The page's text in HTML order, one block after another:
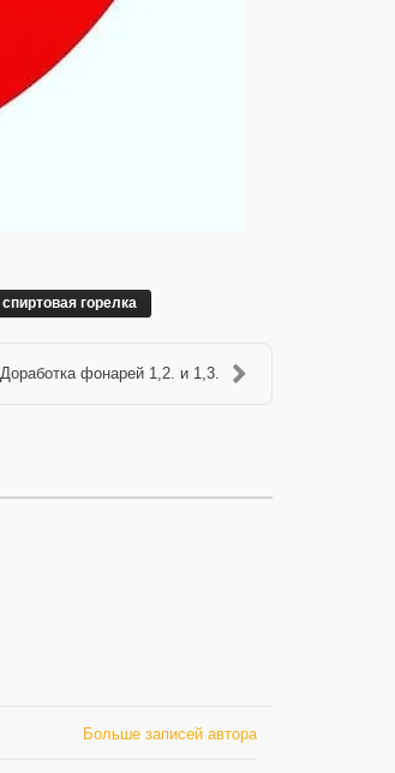
спиртовая горелка
Доработка фонарей 1,2. и 1,3.
Больше записей автора